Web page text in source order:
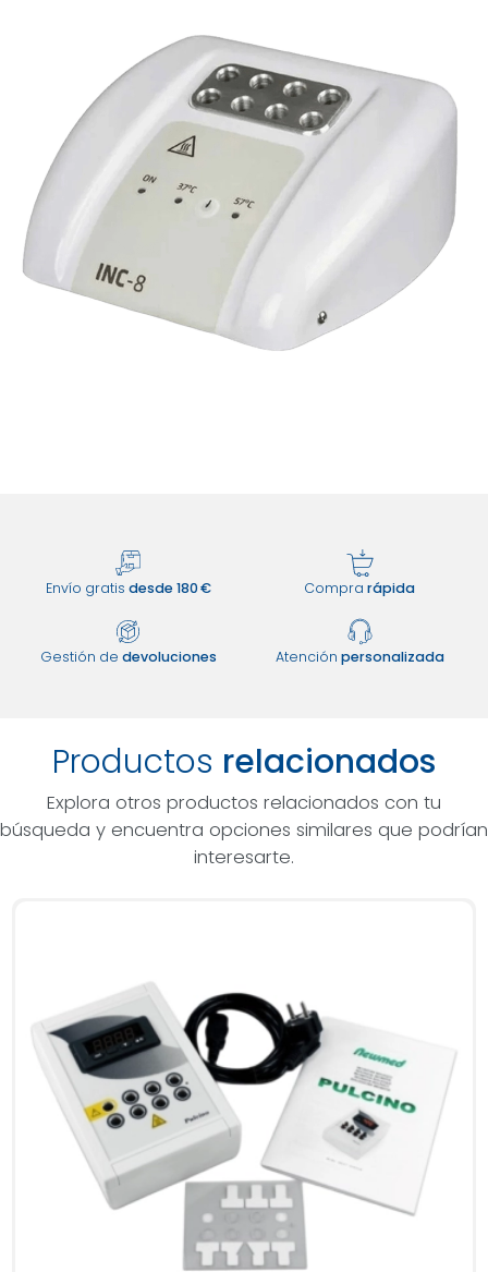
Envío gratis desde 180 € Comprarápida
Gestión de devoluciones Atención personalizada
Productos relacionados
Explora otros productos relacionados con tu
búsqueda y encuentra opciones similares que podrían
interesarte.